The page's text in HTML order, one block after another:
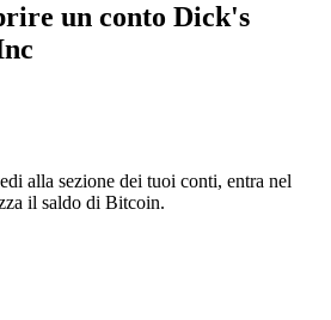
un conto Dick's
alla sezione dei tuoi conti, entra nel
il saldo di Bitcoin.